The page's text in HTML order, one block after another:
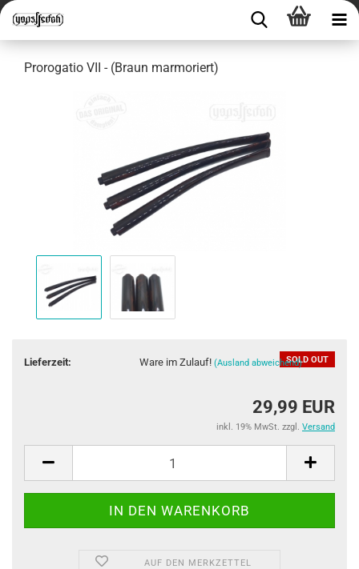
Prorogatio VII - (Braun marmoriert)
SOLD OUT
Lieferzeit: Ware im Zulauf!(Ausland abweichend)
29,99 EUR
inkl. 19% MwSt. zzgl. Versand
AUF DEN MERKZETTEL